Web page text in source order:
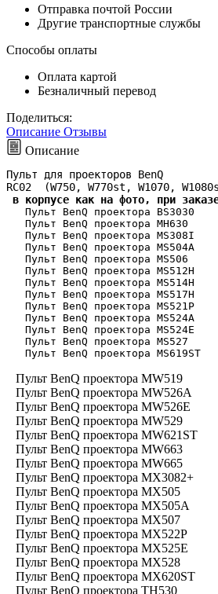
Отправка почтой России
Другие транспортные службы
Способы оплаты
Оплата картой
Безналичный перевод
Поделиться:
Описание Отзывы
Описание
Пульт для проекторов BenQ
RC02  (W750, W770st, W1070,
в корпусе как на фото, при
Пульт BenQ проектора BS3030
Пульт BenQ проектора MH630
Пульт BenQ проектора MS308I
Пульт BenQ проектора MS504A
Пульт BenQ проектора MS506
Пульт BenQ проектора MS512H
Пульт BenQ проектора MS514H
Пульт BenQ проектора MS517H
Пульт BenQ проектора MS521P
Пульт BenQ проектора MS524A
Пульт BenQ проектора MS524E
Пульт BenQ проектора MS527
Пульт BenQ проектора MS619ST
Пульт BenQ проектора MW519
Пульт BenQ проектора MW526A
Пульт BenQ проектора MW526E
Пульт BenQ проектора MW529
Пульт BenQ проектора MW621ST
Пульт BenQ проектора MW663
Пульт BenQ проектора MW665
Пульт BenQ проектора MX3082+
Пульт BenQ проектора MX505
Пульт BenQ проектора MX505A
Пульт BenQ проектора MX507
Пульт BenQ проектора MX522P
Пульт BenQ проектора MX525E
Пульт BenQ проектора MX528
Пульт BenQ проектора MX620ST
Пульт BenQ проектора TH530